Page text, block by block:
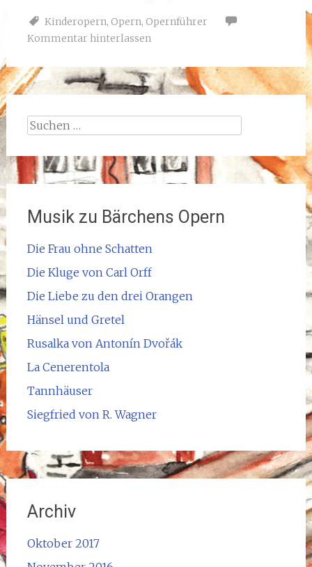
Kinderopern, Opern, Opernführer
Kommentar hinterlassen
Suchen
nach:
Musik zu Bärchens Opern
Die Frau ohne Schatten
Die Kluge von Carl Orff
Die Liebe zu den drei Orangen
Hänsel und Gretel
Rusalka von Antonín Dvořák
La Cenerentola
Tannhäuser
Siegfried von R. Wagner
Archiv
Oktober 2017